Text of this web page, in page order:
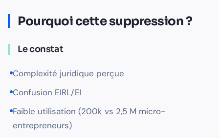
Pourquoi cette suppression ?
Le constat
Complexité juridique perçue
Confusion EIRL/EI
Faible utilisation (200k vs 2,5 M micro-
entrepreneurs)